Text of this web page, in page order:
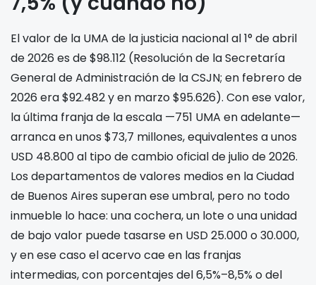
El valor de la UMA de la justicia nacional al 1° de abril
de 2026 es de $98.112 (Resolución de la Secretaría
General de Administración de la CSJN; en febrero de
2026 era $92.482 y en marzo $95.626). Con ese valor,
la última franja de la escala —751 UMA en adelante—
arranca en unos $73,7 millones, equivalentes a unos
USD 48.800 al tipo de cambio oficial de julio de 2026.
Los departamentos de valores medios en la Ciudad
de Buenos Aires superan ese umbral, pero no todo
inmueble lo hace: una cochera, un lote o una unidad
de bajo valor puede tasarse en USD 25.000 o 30.000,
y en ese caso el acervo cae en las franjas
intermedias, con porcentajes del 6,5%–8,5% o del